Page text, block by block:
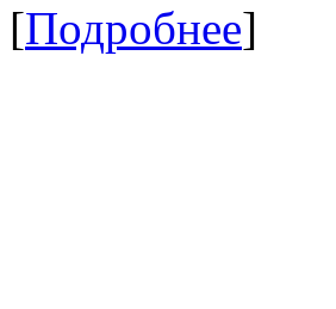
[Подробнее]